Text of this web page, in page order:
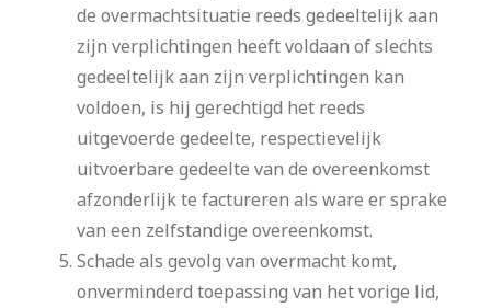
de overmachtsituatie reeds gedeeltelijk aan
zijn verplichtingen heeft voldaan of slechts
gedeeltelijk aan zijn verplichtingen kan
voldoen, is hij gerechtigd het reeds
uitgevoerde gedeelte, respectievelijk
uitvoerbare gedeelte van de overeenkomst
afzonderlijk te factureren als ware er sprake
van een zelfstandige overeenkomst.
Schade als gevolg van overmacht komt,
onverminderd toepassing van het vorige lid,